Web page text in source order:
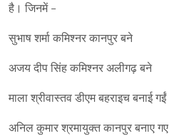
है। जिनमें –
सुभाष शर्मा कमिश्नर कानपुर बने
अजय दीप सिंह कमिश्नर अलीगढ़ बने
माला श्रीवास्तव डीएम बहराइच बनाई गईं
अनिल कुमार श्रमायुक्त कानपुर बनाए गए